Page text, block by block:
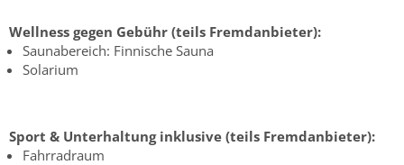
Wellness gegen Gebühr (teils Fremdanbieter):
Saunabereich: Finnische Sauna
Solarium
Sport & Unterhaltung inklusive (teils Fremdanbieter):
Fahrradraum